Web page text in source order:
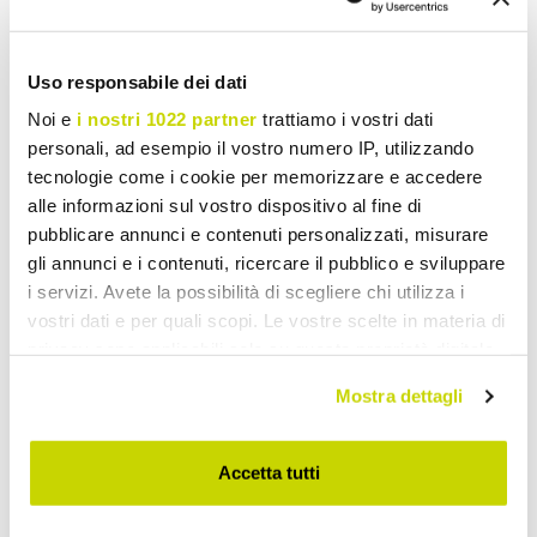
Uso responsabile dei dati
Noi e i nostri 1022 partner trattiamo i vostri dati
personali, ad esempio il vostro numero IP, utilizzando
tecnologie come i cookie per memorizzare e accedere
alle informazioni sul vostro dispositivo al fine di
pubblicare annunci e contenuti personalizzati, misurare
gli annunci e i contenuti, ricercare il pubblico e sviluppare
i servizi. Avete la possibilità di scegliere chi utilizza i
vostri dati e per quali scopi. Le vostre scelte in materia di
modificare o revocare il proprio consenso in qualsiasi
momento dalla Dichiarazione sui cookie o facendo clic
sull'icona di attivazione della privacy.
Mostra dettagli
Accetta tutti
Beperkt aanbod. Mis het niet.